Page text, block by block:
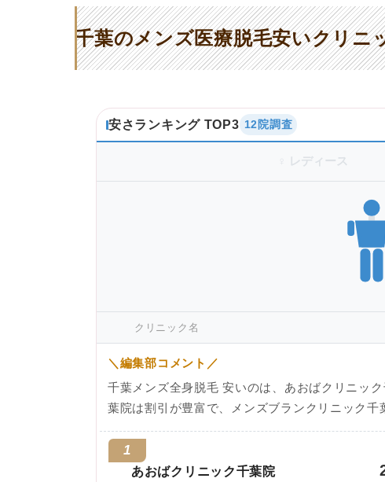
千葉のメンズ医療脱毛安いクリニ
安さランキング TOP3 12院調査
♀ レディース
クリニック名
＼編集部コメント／
千葉メンズ全身脱毛 安いのは、あおばクリニッ
葉院は割引が豊富で、メンズブランクリニック千
1
あおばクリニック千葉院